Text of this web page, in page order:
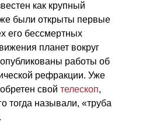
как крупный
были открыты первые
его бессмертных
планет вокруг
работы об
рефракции. Уже
свой телескоп,
тогда называли, «труба